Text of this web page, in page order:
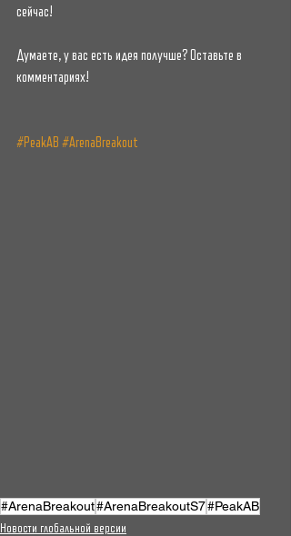
сейчас!
Думаете, у вас есть идея получше? Оставьте в
комментариях!
#PeakAB #ArenaBreakout
#ArenaBreakout#ArenaBreakoutS7#PeakAB
Новости глобальной версии